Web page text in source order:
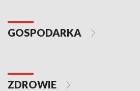
GOSPODARKA
ZDROWIE